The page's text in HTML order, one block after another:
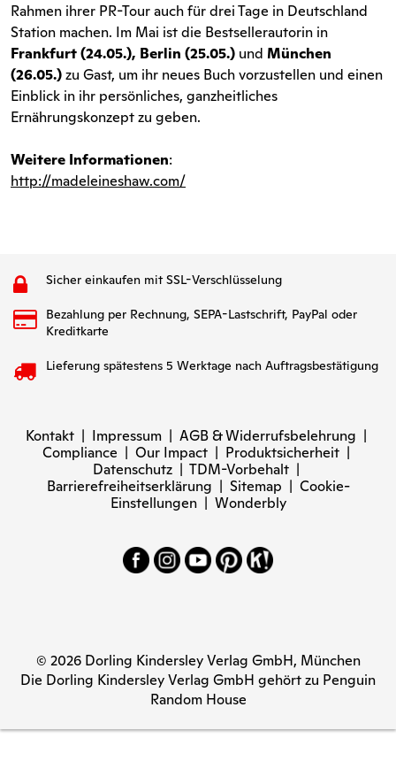
Rahmen ihrer PR-Tour auch für drei Tage in Deutschland
Station machen. Im Mai ist die Bestsellerautorin in
Frankfurt (24.05.), Berlin (25.05.) und München
(26.05.)zu Gast, um ihr neues Buch vorzustellen und einen
Einblick in ihr persönliches, ganzheitliches
Ernährungskonzept zu geben.
Weitere Informationen:
http://madeleineshaw.com/
Sicher einkaufen mit SSL-Verschlüsselung
Bezahlung per Rechnung, SEPA-Lastschrift, PayPal oder
Kreditkarte
Lieferung spätestens 5 Werktage nach Auftragsbestätigung
Kontakt | Impressum | AGB & Widerrufsbelehrung |
Compliance | Our Impact | Produktsicherheit |
Datenschutz | TDM-Vorbehalt |
Barrierefreiheitserklärung | Sitemap | Cookie-
Einstellungen| Wonderbly
© 2026 Dorling Kindersley Verlag GmbH, München
Die Dorling Kindersley Verlag GmbH gehört zu Penguin
Random House